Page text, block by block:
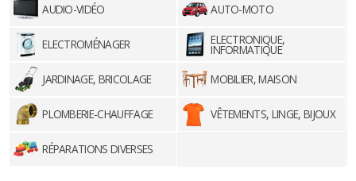
AUDIO-VIDÉO AUTO-MOTO
ELECTROMÉNAGER ELECTRONIQUE,
INFORMATIQUE
JARDINAGE, BRICOLAGE
MOBILIER, MAISON
PLOMBERIE-CHAUFFAGE VÊTEMENTS, LINGE, BIJOUX
RÉPARATIONS DIVERSES